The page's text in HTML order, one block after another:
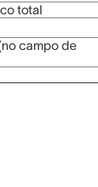
total
campo de